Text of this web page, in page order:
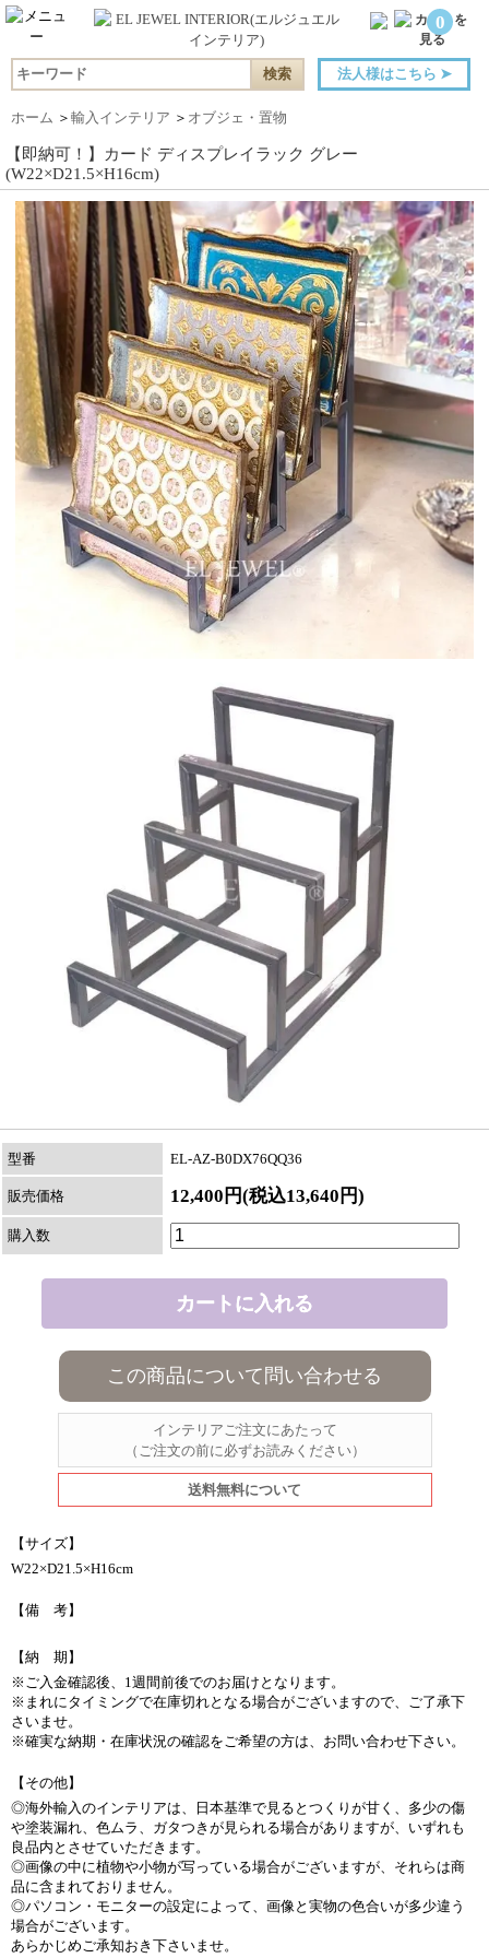
0
法人様はこちら ➤
ホーム ＞ 輸入インテリア ＞ オブジェ・置物
【即納可！】カード ディスプレイラック グレー
(W22×D21.5×H16cm)
型番 EL-AZ-B0DX76QQ36
販売価格 12,400円(税込13,640円)
購入数
この商品について問い合わせる
インテリアご注文にあたって
（ご注文の前に必ずお読みください）
送料無料について
【サイズ】
W22×D21.5×H16cm
【備 考】
【納 期】
※ご入金確認後、1週間前後でのお届けとなります。
※まれにタイミングで在庫切れとなる場合がございますので、ご了承下
さいませ。
※確実な納期・在庫状況の確認をご希望の方は、お問い合わせ下さい。
【その他】
◎海外輸入のインテリアは、日本基準で見るとつくりが甘く、多少の傷
や塗装漏れ、色ムラ、ガタつきが見られる場合がありますが、いずれも
良品内とさせていただきます。
◎画像の中に植物や小物が写っている場合がございますが、それらは商
品に含まれておりません。
◎パソコン・モニターの設定によって、画像と実物の色合いが多少違う
場合がございます。
あらかじめご承知おき下さいませ。